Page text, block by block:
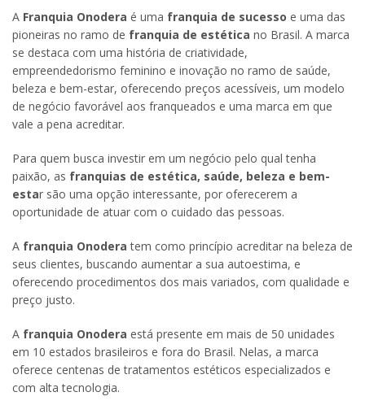
A Franquia Onodera é uma franquia de sucesso e uma das
pioneiras no ramo de franquia de estética no Brasil. A marca
se destaca com uma história de criatividade,
empreendedorismo feminino e inovação no ramo de saúde,
beleza e bem-estar, oferecendo preços acessíveis, um modelo
de negócio favorável aos franqueados e uma marca em que
vale a pena acreditar.
Para quem busca investir em um negócio pelo qual tenha
paixão, as franquias de estética, saúde, beleza e bem-
estar são uma opção interessante, por oferecerem a
oportunidade de atuar com o cuidado das pessoas.
A franquia Onodera tem como princípio acreditar na beleza de
seus clientes, buscando aumentar a sua autoestima, e
oferecendo procedimentos dos mais variados, com qualidade e
preço justo.
A franquia Onodera está presente em mais de 50 unidades
em 10 estados brasileiros e fora do Brasil. Nelas, a marca
oferece centenas de tratamentos estéticos especializados e
com alta tecnologia.